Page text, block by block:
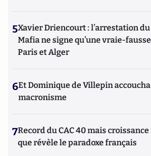
5Xavier Driencourt : l’arrestation du
Mafia ne signe qu’une vraie-
Paris et Alger
6Et Dominique de Villepin
macronisme
7Record du CAC 40 mais
que révèle le paradoxe français